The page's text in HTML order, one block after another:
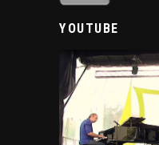
YOUTUBE